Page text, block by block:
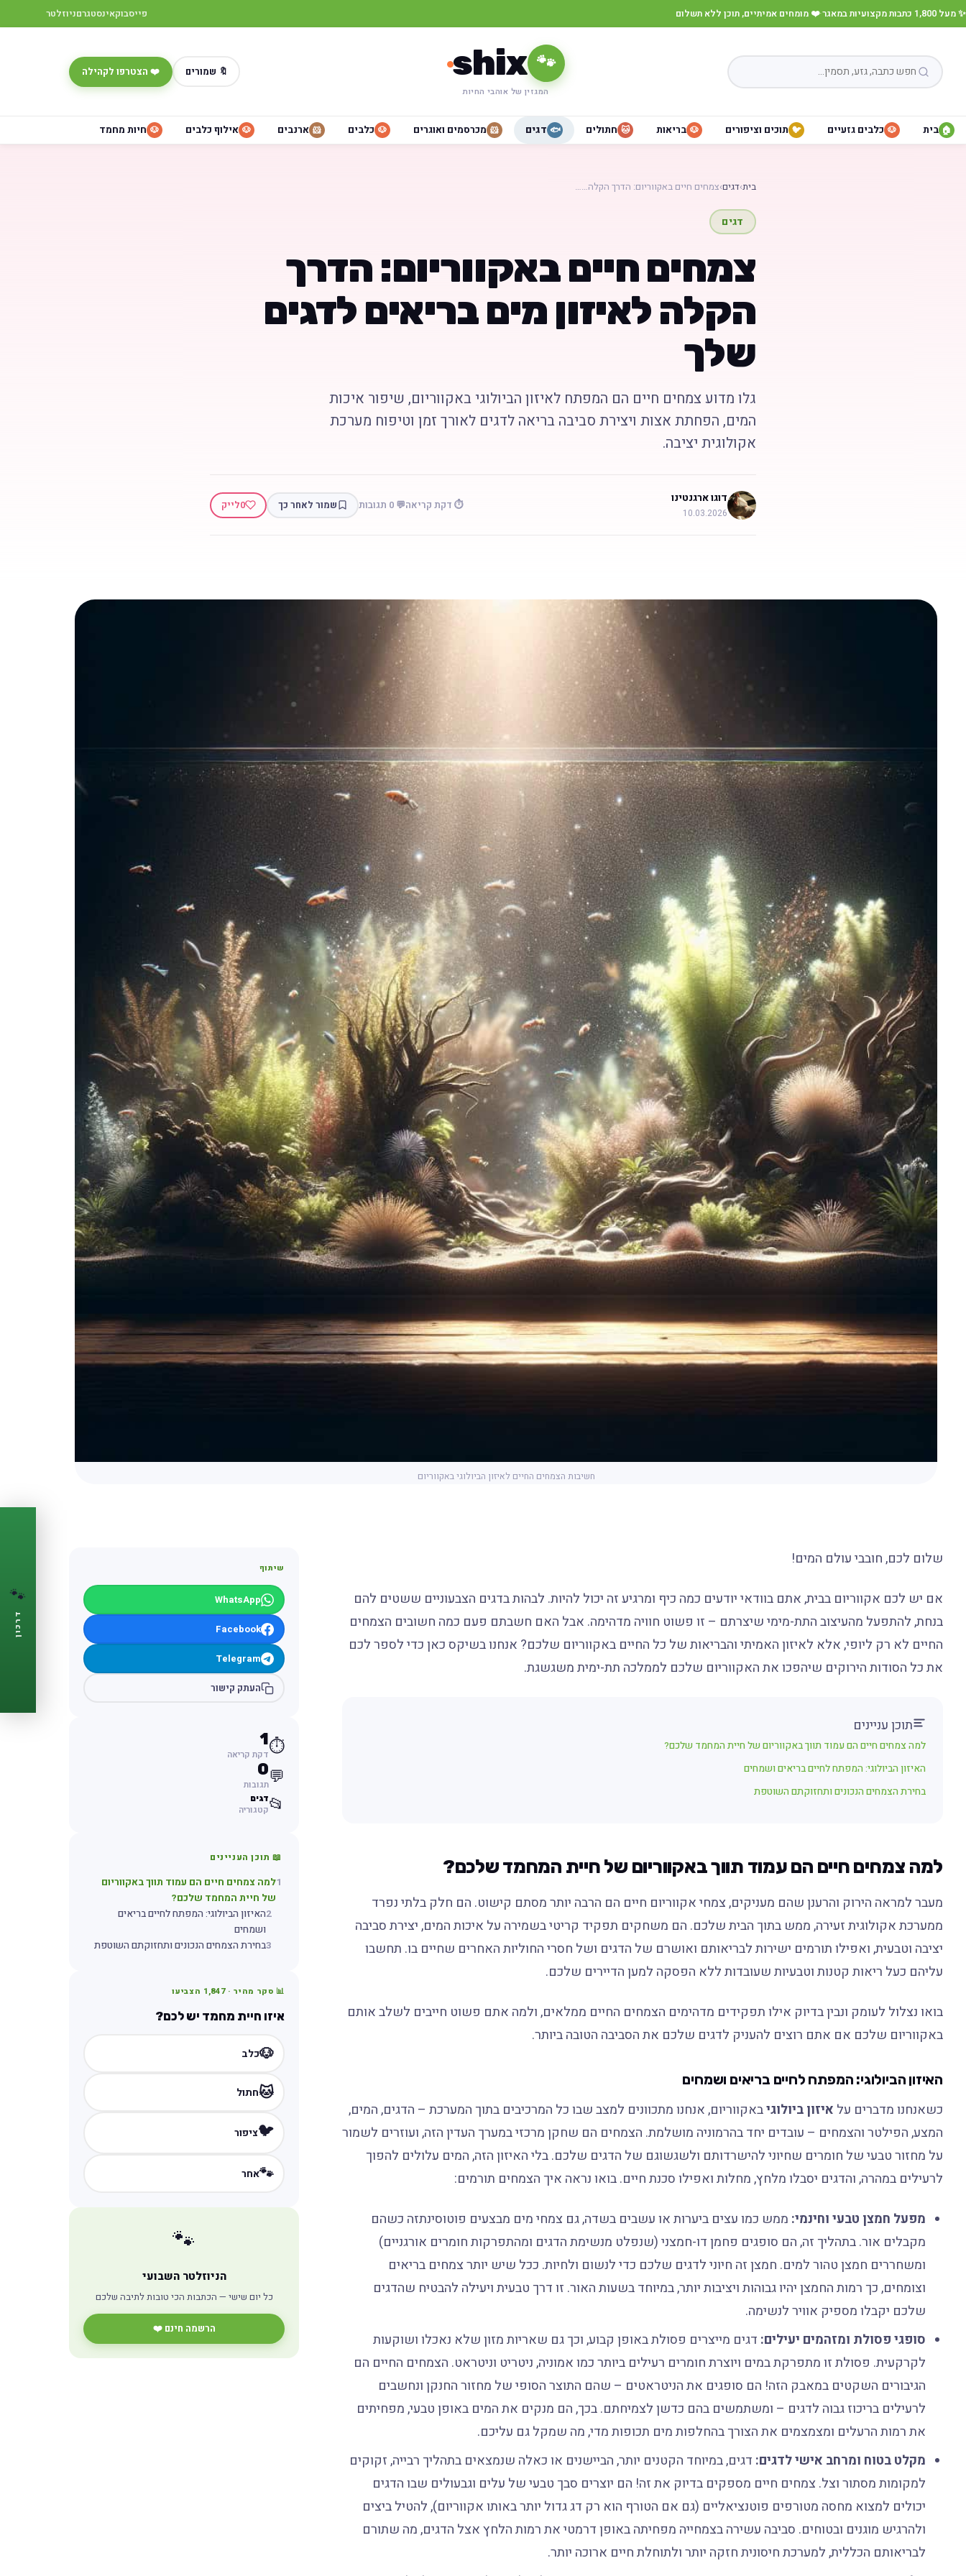
✨ מעל 1,800 כתבות מקצועיות במאגר ·❤️ מומחים אמיתיים, תוכן ללא תשלום פייסבוקאינסטגרםניוזלטר
🐾
shix
המגזין של אוהבי החיות
🔖 שמורים ❤️ הצטרפו לקהילה
🏠 בית 🐶 כלבים גזעיים 🐦 תוכים וציפורים 🐶 בריאות 🐱 חתולים 🐟 דגים 🐹 מכרסמים ואוגרים 🐶 כלבים 🐹 ארנבים 🐶 אילוף כלבים 🐶 חיות מחמד
בית›דגים›צמחים חיים באקווריום: הדרך הקלה……
דגים
צמחים חיים באקווריום: הדרך
הקלה לאיזון מים בריאים לדגים
שלך
גלו מדוע צמחים חיים הם המפתח לאיזון הביולוגי באקווריום, שיפור איכות
המים, הפחתת אצות ויצירת סביבה בריאה לדגים לאורך זמן וטיפוח מערכת
אקולוגית יציבה.
דוגו ארגנטינו
10.03.2026
⏱️ דקת קריאה💬 0 תגובות שמור לאחר כך 0לייק
חשיבות הצמחים החיים לאיזון הביולוגי באקווריום
שלום לכם, חובבי עולם המים!
אם יש לכם אקווריום בבית, אתם בוודאי יודעים כמה כיף ומרגיע זה יכול להיות. לבהות בדגים הצבעוניים ששטים להם
בנחת, להתפעל מהעיצוב התת-מימי שיצרתם – זו פשוט חוויה מדהימה. אבל האם חשבתם פעם כמה חשובים הצמחים
החיים לא רק ליופי, אלא לאיזון האמיתי והבריאות של כל החיים באקווריום שלכם? אנחנו בשיקס כאן כדי לספר לכם
את כל הסודות הירוקים שיהפכו את האקווריום שלכם לממלכה תת-ימית משגשגת.
תוכן עניינים
למה צמחים חיים הם עמוד תווך באקווריום של חיית המחמד שלכם?
האיזון הביולוגי: המפתח לחיים בריאים ושמחים
בחירת הצמחים הנכונים ותחזוקתם השוטפת
למה צמחים חיים הם עמוד תווך באקווריום של חיית המחמד שלכם?
מעבר למראה הירוק והרענן שהם מעניקים, צמחי אקווריום חיים הם הרבה יותר מסתם קישוט. הם חלק בלתי נפרד
ממערכת אקולוגית זעירה, ממש בתוך הבית שלכם. הם משחקים תפקיד קריטי בשמירה על איכות המים, יצירת סביבה
יציבה וטבעית, ואפילו תורמים ישירות לבריאותם ואושרם של הדגים ושל חסרי החוליות האחרים שחיים בו. תחשבו
עליהם כעל ריאות קטנות וטבעיות שעובדות ללא הפסקה למען הדיירים שלכם.
בואו נצלול לעומק ונבין בדיוק אילו תפקידים מדהימים הצמחים החיים ממלאים, ולמה אתם פשוט חייבים לשלב אותם
באקווריום שלכם אם אתם רוצים להעניק לדגים שלכם את הסביבה הטובה ביותר.
האיזון הביולוגי: המפתח לחיים בריאים ושמחים
כשאנחנו מדברים על איזון ביולוגיבאקווריום, אנחנו מתכוונים למצב שבו כל המרכיבים בתוך המערכת – הדגים, המים,
המצע, הפילטר והצמחים – עובדים יחד בהרמוניה מושלמת. הצמחים הם שחקן מרכזי במערך העדין הזה, ועוזרים לשמור
על מחזור טבעי של חומרים שחיוני להישרדותם ולשגשוגם של הדגים שלכם. בלי האיזון הזה, המים עלולים להפוך
לרעילים במהרה, והדגים יסבלו מלחץ, מחלות ואפילו סכנת חיים. בואו נראה איך הצמחים תורמים:
מפעל חמצן טבעי וחינמי: ממש כמו עצים ביערות או עשבים בשדה, גם צמחי מים מבצעים פוטוסינתזה כשהם
מקבלים אור. בתהליך זה, הם סופגים פחמן דו-חמצני (שנפלט מנשימת הדגים ומהתפרקות חומרים אורגניים)
ומשחררים חמצן טהור למים. חמצן זה חיוני לדגים שלכם כדי לנשום ולחיות. ככל שיש יותר צמחים בריאים
וצומחים, כך רמות החמצן יהיו גבוהות ויציבות יותר, במיוחד בשעות האור. זו דרך טבעית ויעילה להבטיח שהדגים
שלכם יקבלו מספיק אוויר לנשימה.
סופגי פסולת ומזהמים יעילים: דגים מייצרים פסולת באופן קבוע, וכך גם שאריות מזון שלא נאכלו ושוקעות
לקרקעית. פסולת זו מתפרקת במים ויוצרת חומרים רעילים ביותר כמו אמוניה, ניטריט וניטראט. הצמחים החיים הם
הגיבורים השקטים במאבק הזה! הם סופגים את הניטראטים – שהם התוצר הסופי של מחזור החנקן ונחשבים
לרעילים בריכוז גבוה לדגים – ומשתמשים בהם כדשן לצמיחתם. בכך, הם מנקים את המים באופן טבעי, מפחיתים
את רמות הרעלים ומצמצמים את הצורך בהחלפות מים תכופות מדי, מה שמקל גם עליכם.
מקלט בטוח ומרחב אישי לדגים: דגים, במיוחד הקטנים יותר, הביישנים או כאלה שנמצאים בתהליך רבייה, זקוקים
למקומות מסתור וצל. צמחים חיים מספקים בדיוק את זה! הם יוצרים סבך טבעי של עלים וגבעולים שבו הדגים
יכולים למצוא מחסה מטורפים פוטנציאליים (גם אם הטורף הוא רק דג גדול יותר באותו אקווריום), להטיל ביצים
ולהרגיש מוגנים ובטוחים. סביבה עשירה בצמחייה מפחיתה באופן דרמטי את רמות הלחץ אצל הדגים, מה שתורם
לבריאותם הכללית, למערכת חיסונית חזקה יותר ולתוחלת חיים ארוכה יותר.
שיתוף
WhatsApp
Facebook
Telegram
העתק קישור
⏱️
1
דקת קריאה
💬
0
תגובות
📂דגים
קטגוריה
📖 תוכן העניינים
1למה צמחים חיים הם עמוד תווך באקווריום
של חיית המחמד שלכם?
2האיזון הביולוגי: המפתח לחיים בריאים
ושמחים
3בחירת הצמחים הנכונים ותחזוקתם השוטפת
📊 סקר מהיר ·1,847 הצביעו
איזו חיית מחמד יש לכם?
🐶כלב
🐱חתול
🐦ציפור
🐾אחר
🐾
הניוזלטר השבועי
כל יום שישי — הכתבות הכי טובות לתיבה שלכם
הרשמה חינם ❤️
🐾
דרכון
📋